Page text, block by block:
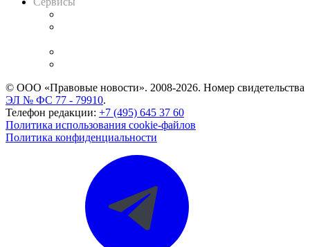
© ООО «Правовые новости». 2008-2026. Номер свидетельства
ЭЛ № ФС 77 - 79910.
Телефон редакции: +7 (495) 645 37 60
Политика использования cookie-файлов
Политика конфиденциальности